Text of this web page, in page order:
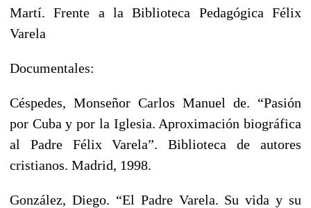
Martí. Frente a la Biblioteca Pedagógica Félix
Varela
Documentales:
Céspedes, Monseñor Carlos Manuel de. “Pasión
por Cuba y por la Iglesia. Aproximación biográfica
al Padre Félix Varela”. Biblioteca de autores
cristianos. Madrid, 1998.
González, Diego. “El Padre Varela. Su vida y su